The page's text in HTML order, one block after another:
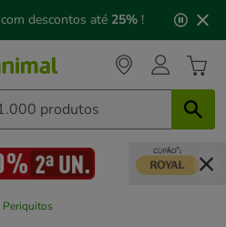
com descontos até 25% !
Periquitos